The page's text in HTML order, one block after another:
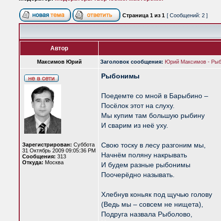
Страница 1 из 1 [ Сообщений: 2 ]
Автор
Максимов Юрий Заголовок сообщения: Юрий Максимов -
Зарегистрирован: Суббота
31 Октябрь 2009 09:05:36 PM
Сообщения: 313
Откуда: Москва
Рыбонимы
Поедемте со мной в Барыбино –
Посёлок этот на слуху.
Мы купим там большую рыбину
И сварим из неё уху.
Свою тоску в лесу разгоним мы,
Начнём поляну накрывать
И будем разные рыбонимы
Поочерёдно называть.
Хлебнув коньяк под щучью голову
(Ведь мы – совсем не нищета),
Подруга назвала Рыболово,